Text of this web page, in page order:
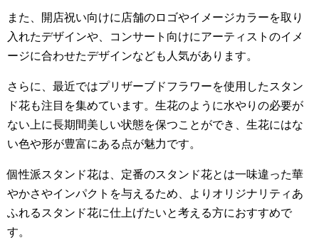
また、開店祝い向けに店舗のロゴやイメージカラーを取り
入れたデザインや、コンサート向けにアーティストのイメ
ージに合わせたデザインなども人気があります。
さらに、最近ではプリザーブドフラワーを使用したスタン
ド花も注目を集めています。生花のように水やりの必要が
ない上に長期間美しい状態を保つことができ、生花にはな
い色や形が豊富にある点が魅力です。
個性派スタンド花は、定番のスタンド花とは一味違った華
やかさやインパクトを与えるため、よりオリジナリティあ
ふれるスタンド花に仕上げたいと考える方におすすめで
す。